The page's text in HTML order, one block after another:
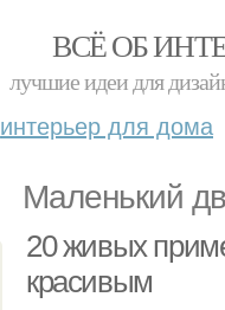
ВСЁ ОБ
лучшие идеи для
интерьер для дома
Маленький
20 живых
красивым